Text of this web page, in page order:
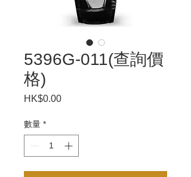
5396G-011(查詢價
格)
HK$0.00價
數量 *